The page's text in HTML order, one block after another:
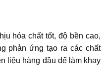
hóa chất tốt, độ bền cao,
phản ứng tạo ra các chất
liệu hàng đầu để làm khay